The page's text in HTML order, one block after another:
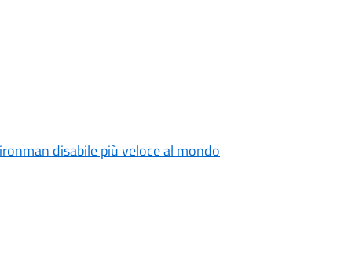
disabile più veloce al mondo